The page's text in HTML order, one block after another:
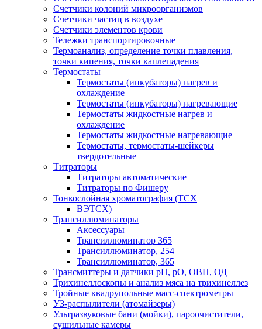
Счетчики колоний микроорганизмов
Счетчики частиц в воздухе
Счетчики элементов крови
Тележки транспортировочные
Термоанализ, определение точки плавления,
точки кипения, точки каплепадения
Термостаты
Термостаты (инкубаторы) нагрев и
охлаждение
Термостаты (инкубаторы) нагревающие
Термостаты жидкостные нагрев и
охлаждение
Термостаты жидкостные нагревающие
Термостаты, термостаты-шейкеры
твердотельные
Титраторы
Титраторы автоматические
Титраторы по Фишеру
Тонкослойная хроматография (ТСХ
ВЭТСХ)
Трансиллюминаторы
Аксессуары
Трансиллюминатор 365
Трансиллюминатор, 254
Трансиллюминатор, 365
Трансмиттеры и датчики рН, рО, ОВП, ОД
Трихинеллоскопы и анализ мяса на трихинеллез
Тройные квадрупольные масс-спектрометры
УЗ-распылители (атомайзеры)
Ультразвуковые бани (мойки), пароочистители,
сушильные камеры